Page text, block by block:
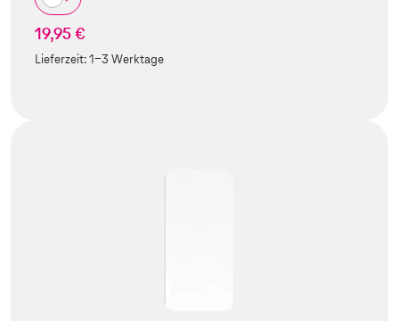
19,95 €
Lieferzeit:1-3 Werktage